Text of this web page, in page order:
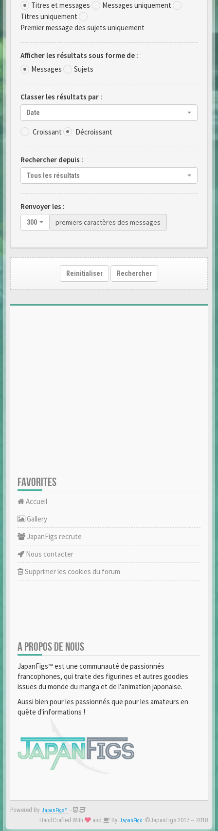
Titres et messages
Messages uniquement
Titres uniquement
Premier message des sujets uniquement
Afficher les résultats sous forme de :
Messages
Sujets
Classer les résultats par :
Date
Croissant Décroissant
Rechercher depuis :
Tous les résultats
Renvoyer les :
300 premiers caractères des messages
Reinitialiser Rechercher
FAVORITES
Accueil
Gallery
JapanFigs recrute
Nous contacter
Supprimer les cookies du forum
A PROPOS DE NOUS
JapanFigs™ est une communauté de passionnés
francophones, qui traite des figurines et autres goodies
issues du monde du manga et de l'animation japonaise.
Aussi bien pour les passionnés que pour les amateurs en
quête d'informations !
Powered By JapanFigs™ -
HandCrafted With
and By JapanFigs ©JapanFigs 2017 ~ 2018